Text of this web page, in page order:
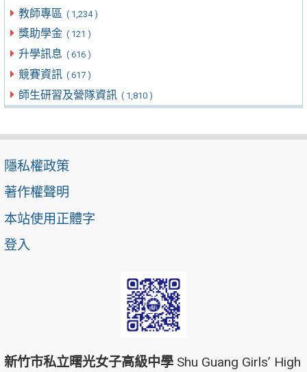
教師專區 ( 1,234 )
獎助學金 ( 121 )
升學訊息 ( 616 )
競賽資訊 ( 617 )
師生研習及營隊資訊 ( 1,810 )
隱私權政策
著作權聲明
本站使用正體字
登入
新竹市私立曙光女子高級中學 Shu Guang Girls’ High